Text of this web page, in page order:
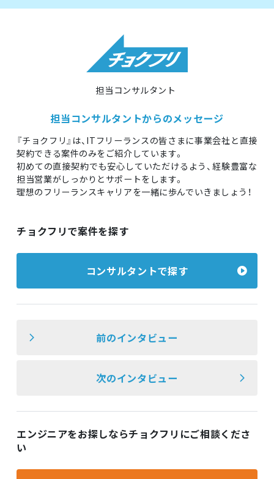
担当コンサルタント
担当コンサルタントからのメッセージ
『チョクフリ』は、ITフリーランスの皆さまに事業会社と直接
契約できる案件のみをご紹介しています。
初めての直接契約でも安心していただけるよう、経験豊富な
担当営業がしっかりとサポートをします。
理想のフリーランスキャリアを一緒に歩んでいきましょう！
チョクフリで案件を探す
コンサルタントで探す
前のインタビュー
次のインタビュー
エンジニアをお探しならチョクフリにご相談くださ
い